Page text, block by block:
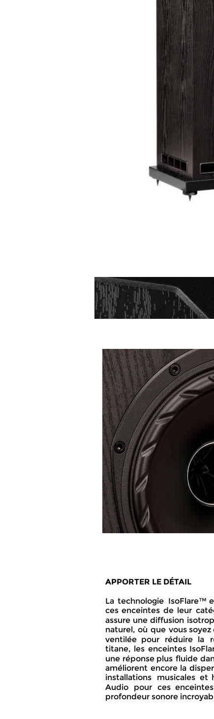
APPORTER LE DÉTAIL
La technologie IsoFlare™
ces enceintes de leur
assure une diffusion
naturel, où que vous
ventilée pour réduire la
titane, les enceintes
une réponse plus fluide
améliorent encore la
installations
musicales et
Audio pour ces
profondeur sonore